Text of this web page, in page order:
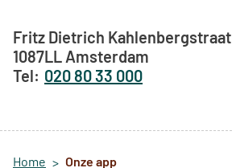
Adresgegevens
Fritz Dietrich Kahlenbergstraat
1087LL Amsterdam
020 80 33 000
Home Onze app